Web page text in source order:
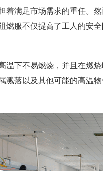
满足市场需求的重任。
服不仅提高了工人的安
温下不易燃烧，并且在燃
落以及其他可能的高温